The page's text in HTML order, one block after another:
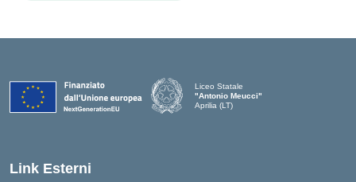
Liceo Statale
"Antonio Meucci"
Aprilia (LT)
Link Esterni